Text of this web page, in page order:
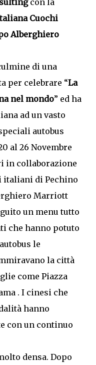
Cuochi
Alberghiero
di una
per celebrare “La
nel mondo” ed ha
ad un vasto
autobus
al 26 Novembre
in collaborazione
di Pechino
Marriott
un menu tutto
che hanno potuto
le
la città
come Piazza
. I cinesi che
hanno
con un continuo
densa. Dopo